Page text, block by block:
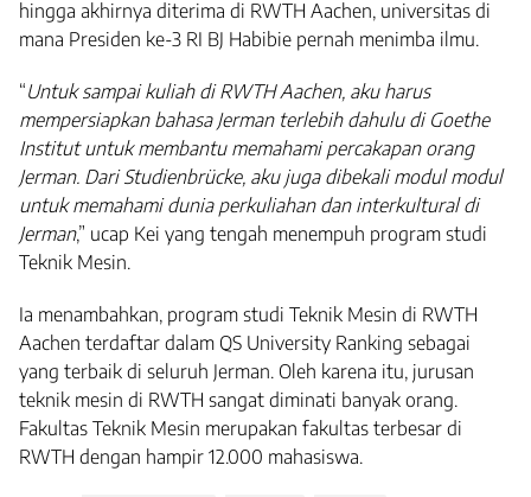
hingga akhirnya diterima di RWTH Aachen, universitas di
mana Presiden ke-3 RI BJ Habibie pernah menimba ilmu.
“Untuk sampai kuliah di RWTH Aachen, aku harus
mempersiapkan bahasa Jerman terlebih dahulu di Goethe
Institut untuk membantu memahami percakapan orang
Jerman. Dari Studienbrücke, aku juga dibekali modul modul
untuk memahami dunia perkuliahan dan interkultural di
Jerman,” ucap Kei yang tengah menempuh program studi
Teknik Mesin.
Ia menambahkan, program studi Teknik Mesin di RWTH
Aachen terdaftar dalam QS University Ranking sebagai
yang terbaik di seluruh Jerman. Oleh karena itu, jurusan
teknik mesin di RWTH sangat diminati banyak orang.
Fakultas Teknik Mesin merupakan fakultas terbesar di
RWTH dengan hampir 12.000 mahasiswa.